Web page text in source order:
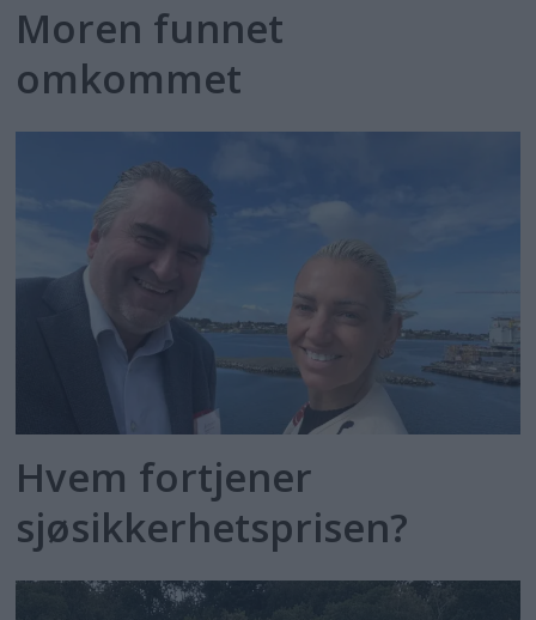
Moren funnet
omkommet
Hvem fortjener
sjøsikkerhetsprisen?